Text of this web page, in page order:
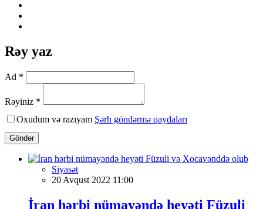
Rəy yaz
Ad *
Rəyiniz *
Oxudum və razıyam Şərh göndərmə qaydaları
Göndər
Siyasət
20 Avqust 2022 11:00
İran hərbi nümayəndə heyəti Füzuli